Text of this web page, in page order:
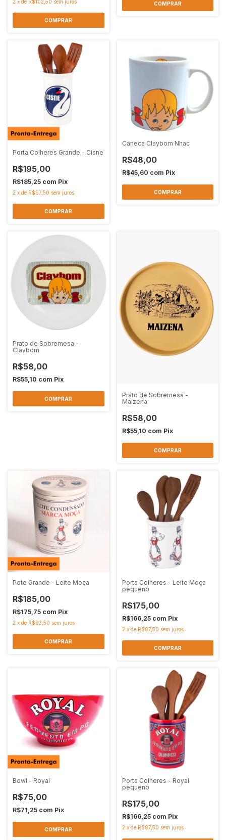
2 x de R$102,50 sem juros
Porta Colheres Grande - Cisne
R$195,00
R$185,25 com Pix
2 x de R$97,50 sem juros
Caneca Claybom Nhac
R$48,00
R$45,60 com Pix
Prato de Sobremesa -
Claybom
R$58,00
R$55,10 com Pix
Prato de Sobremesa -
Maizena
R$58,00
R$55,10 com Pix
Pote Grande - Leite Moça
R$185,00
R$175,75 com Pix
2 x de R$92,50 sem juros
Porta Colheres - Leite Moça
pequeno
R$175,00
R$166,25 com Pix
2 x de R$87,50 sem juros
Bowl - Royal
R$75,00
R$71,25 com Pix
Porta Colheres - Royal
pequeno
R$175,00
R$166,25 com Pix
2 x de R$87,50 sem juros